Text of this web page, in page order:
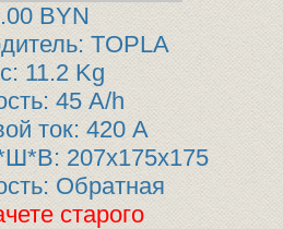
BYN
TOPLA
11.2 Kg
45 A/h
ток: 420 A
207x175x175
Обратная
старого